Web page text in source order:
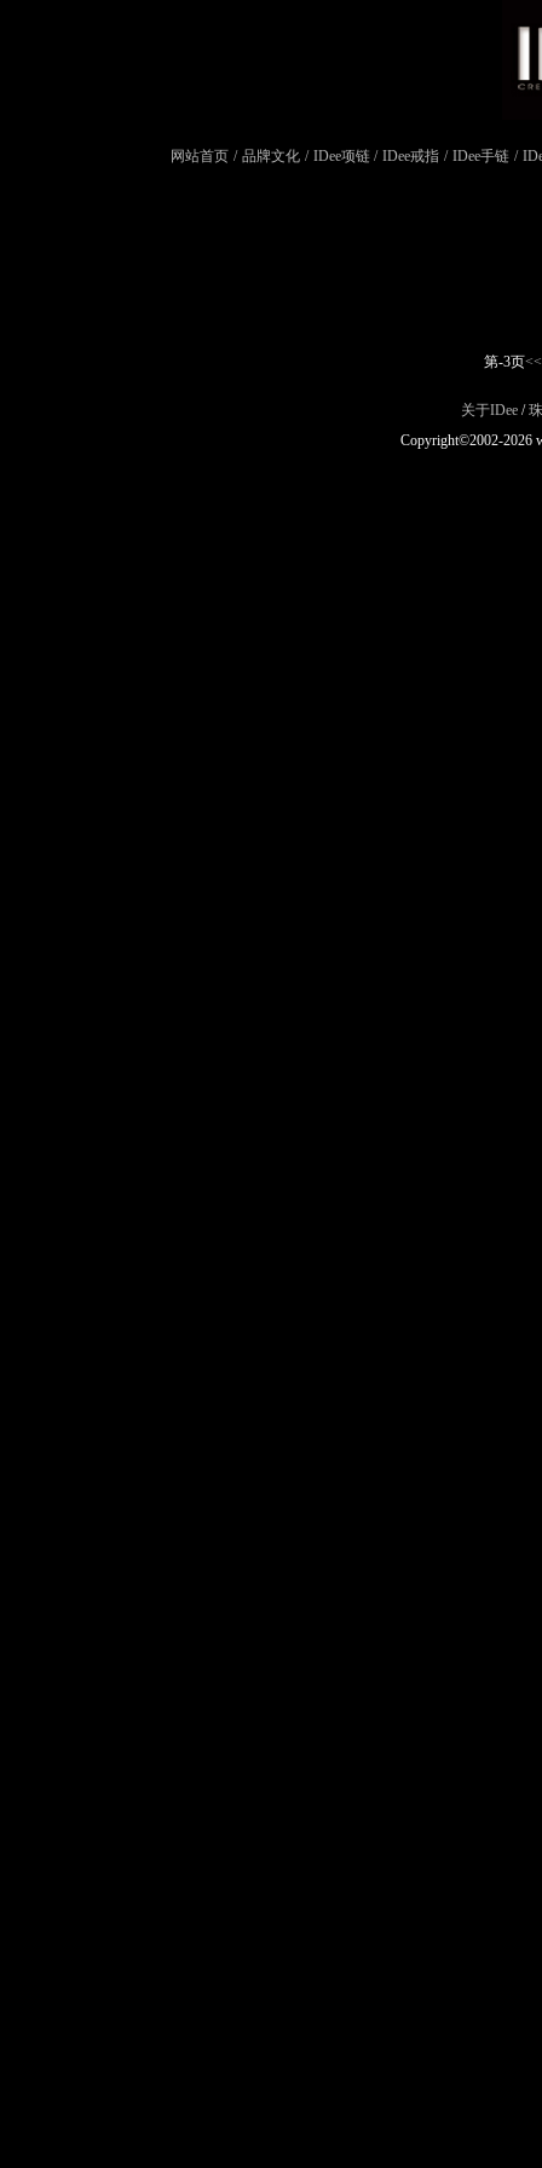
网站首页 / 品牌文化 / IDee项链 / IDee戒指 / IDee手链 /
第-3页<<
关于IDee /
Copyright©2002-2026